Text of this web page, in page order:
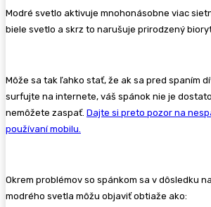
Modré svetlo aktivuje mnohonásobne viac
biele svetlo a skrz to narušuje prirodzený
Môže sa tak ľahko stať, že ak sa pred spaním
surfujte na internete, váš spánok nie je
nemôžete zaspať. Dajte si preto pozor na
používaní mobilu.
Okrem problémov so spánkom sa v dôsledku
modrého svetla môžu objaviť obtiaže ako: